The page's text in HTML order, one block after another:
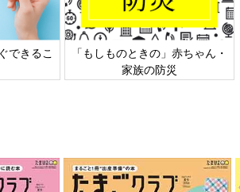
見つけた！イェンキグ ウォールク
できるこ
「もしものときの」赤ちゃん・
家族の防災